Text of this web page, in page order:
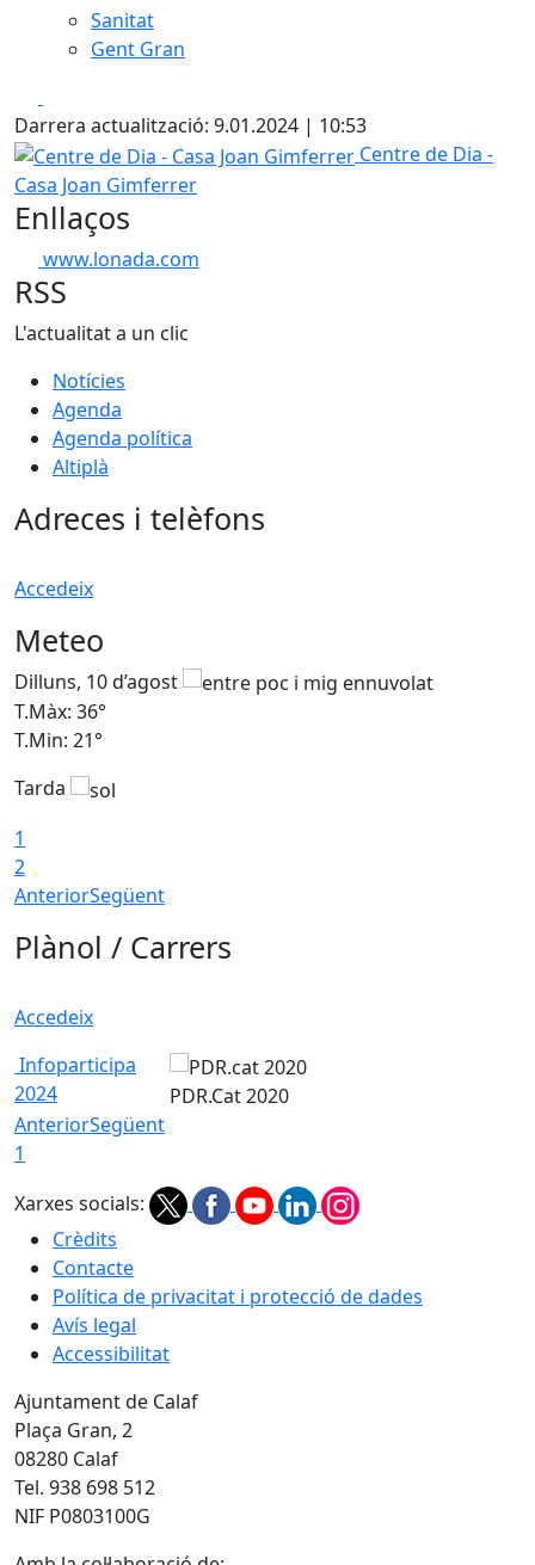
Sanitat
Gent Gran
Darrera actualització: 9.01.2024 | 10:53
Centre de Dia - Casa Joan Gimferrer
Centre de Dia -
Casa Joan Gimferrer
Enllaços
www.lonada.com
RSS
L'actualitat a un clic
Notícies
Agenda
Agenda política
Altiplà
Adreces i telèfons
Accedeix
Meteo
Dilluns, 10 d’agost
T.Màx: 36°
T.Min: 21°
Tarda
1
2
AnteriorSegüent
Plànol / Carrers
Accedeix
Infoparticipa
2024
PDR.Cat 2020
AnteriorSegüent
1
Xarxes socials:
Crèdits
Contacte
Política de privacitat i protecció de dades
Avís legal
Accessibilitat
Ajuntament de Calaf
Plaça Gran, 2
08280 Calaf
Tel. 938 698 512
NIF P0803100G